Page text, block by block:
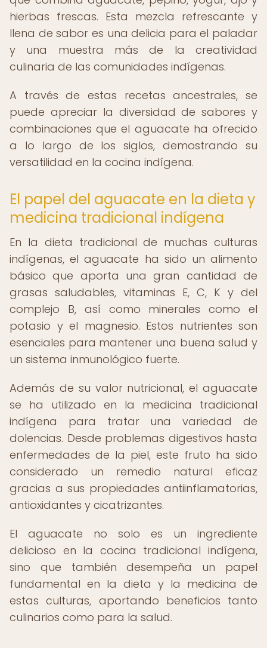
hierbas frescas. Esta mezcla refrescante y
llena de sabor es una delicia para el paladar
y una muestra más de la creatividad
culinaria de las comunidades indígenas.
A través de estas recetas ancestrales, se
puede apreciar la diversidad de sabores y
combinaciones que el aguacate ha ofrecido
a lo largo de los siglos, demostrando su
versatilidad en la cocina indígena.
El papel del aguacate en la dieta y
medicina tradicional indígena
En la dieta tradicional de muchas culturas
indígenas, el aguacate ha sido un alimento
básico que aporta una gran cantidad de
grasas saludables, vitaminas E, C, K y del
complejo B, así como minerales como el
potasio y el magnesio. Estos nutrientes son
esenciales para mantener una buena salud y
un sistema inmunológico fuerte.
Además de su valor nutricional, el aguacate
se ha utilizado en la medicina tradicional
indígena para tratar una variedad de
dolencias. Desde problemas digestivos hasta
enfermedades de la piel, este fruto ha sido
considerado un remedio natural eficaz
gracias a sus propiedades antiinflamatorias,
antioxidantes y cicatrizantes.
El aguacate no solo es un ingrediente
delicioso en la cocina tradicional indígena,
sino que también desempeña un papel
fundamental en la dieta y la medicina de
estas culturas, aportando beneficios tanto
culinarios como para la salud.